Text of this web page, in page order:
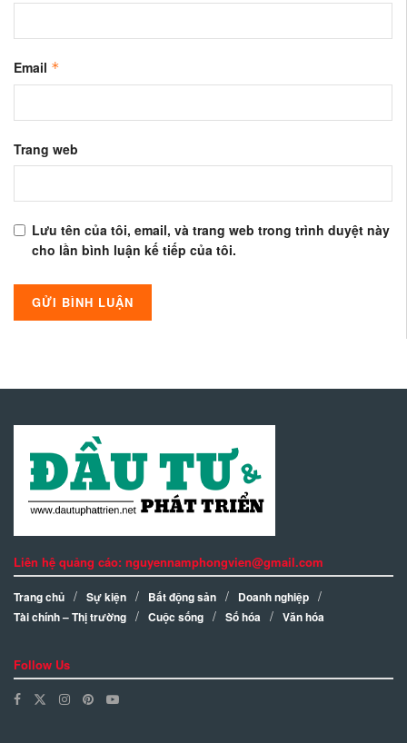
Email *
Trang web
Lưu tên của tôi, email, và trang web trong trình duyệt này
cho lần bình luận kế tiếp của tôi.
Liên hệ quảng cáo: nguyennamphongvien@gmail.com
Trang chủ Sự kiện Bất động sản
Doanh nghiệp
Tài chính – Thị trường
Cuộc sống Số hóa Văn hóa
Follow Us